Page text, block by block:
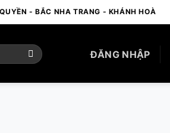
- BẮC NHA TRANG - KHÁNH HOÀ
ĐĂNG NHẬP